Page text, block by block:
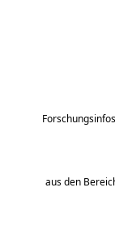
Forschungsinfos
aus den